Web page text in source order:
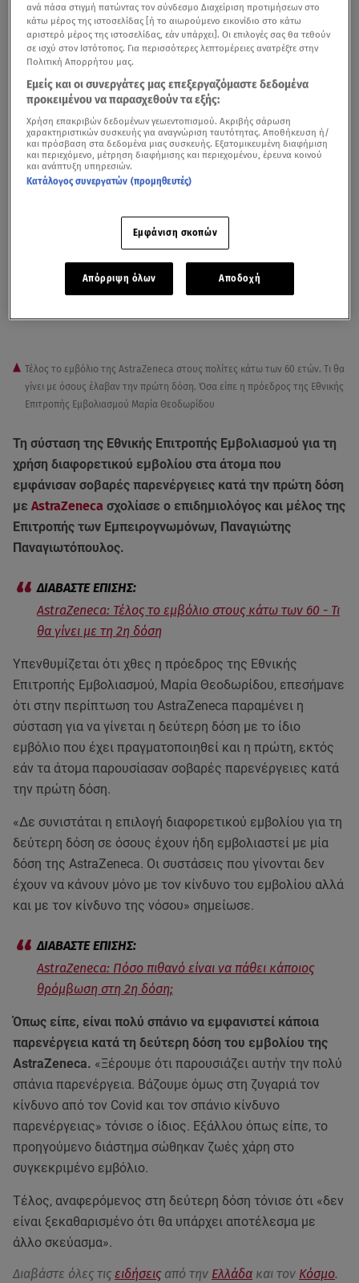
Τέλος το εμβόλιο της AstraZeneca στους πολίτες κάτω των 60 ετών. Τι θα
γίνει με όσους έλαβαν την πρώτη δόση. Όσα είπε η πρόεδρος της Εθνικής
Επιτροπής Εμβολιασμού Μαρία Θεοδωρίδου
Τη σύσταση της Εθνικής Επιτροπής Εμβολιασμού για τη
χρήση διαφορετικού εμβολίου στα άτομα που
εμφάνισαν σοβαρές παρενέργειες κατά την πρώτη δόση
με AstraZeneca σχολίασε ο επιδημιολόγος και μέλος της
Επιτροπής των Εμπειρογνωμόνων, Παναγιώτης
Παναγιωτόπουλος.
AstraZeneca: Τέλος το εμβόλιο στους κάτω των 60 - Τι
θα γίνει με τη 2η δόση
Υπενθυμίζεται ότι χθες η πρόεδρος της Εθνικής
Επιτροπής Εμβολιασμού, Μαρία Θεοδωρίδου, επεσήμανε
ότι στην περίπτωση του AstraZeneca παραμένει η
σύσταση για να γίνεται η δεύτερη δόση με το ίδιο
εμβόλιο που έχει πραγματοποιηθεί και η πρώτη, εκτός
εάν τα άτομα παρουσίασαν σοβαρές παρενέργειες κατά
την πρώτη δόση.
«Δε συνιστάται η επιλογή διαφορετικού εμβολίου για τη
δεύτερη δόση σε όσους έχουν ήδη εμβολιαστεί με μία
δόση της AstraZeneca. Οι συστάσεις που γίνονται δεν
έχουν να κάνουν μόνο με τον κίνδυνο του εμβολίου αλλά
και με τον κίνδυνο της νόσου» σημείωσε.
AstraZeneca: Πόσο πιθανό είναι να πάθει κάποιος
θρόμβωση στη 2η δόση;
Όπως είπε, είναι πολύ σπάνιο να εμφανιστεί κάποια
παρενέργεια κατά τη δεύτερη δόση του εμβολίου της
AstraZeneca. «Ξέρουμε ότι παρουσιάζει αυτήν την πολύ
σπάνια παρενέργεια. Βάζουμε όμως στη ζυγαριά τον
κίνδυνο από τον Covid και τον σπάνιο κίνδυνο
παρενέργειας» τόνισε ο ίδιος. Εξάλλου όπως είπε, το
προηγούμενο διάστημα σώθηκαν ζωές χάρη στο
συγκεκριμένο εμβόλιο.
Τέλος, αναφερόμενος στη δεύτερη δόση τόνισε ότι «δεν
είναι ξεκαθαρισμένο ότι θα υπάρχει αποτέλεσμα με
άλλο σκεύασμα».
Διαβάστε όλες τις ειδήσεις από την Ελλάδα και τον Κόσμο.
ανά πάσα στιγμή πατώντας τον σύνδεσμο Διαχείριση προτιμήσεων στο
κάτω μέρος της ιστοσελίδας [ή το αιωρούμενο εικονίδιο στο κάτω
αριστερό μέρος της ιστοσελίδας, εάν υπάρχει]. Οι επιλογές σας θα τεθούν
σε ισχύ στον Ιστότοπος. Για περισσότερες λεπτομέρειες ανατρέξτε στην
Πολιτική Απορρήτου μας.
Εμείς και οι συνεργάτες μας επεξεργαζόμαστε δεδομένα
προκειμένου να παρασχεθούν τα εξής:
Χρήση επακριβών δεδομένων γεωεντοπισμού. Ακριβής σάρωση
χαρακτηριστικών συσκευής για αναγνώριση ταυτότητας. Αποθήκευση ή/
και πρόσβαση στα δεδομένα μιας συσκευής. Εξατομικευμένη διαφήμιση
και περιεχόμενο, μέτρηση διαφήμισης και περιεχομένου, έρευνα κοινού
και ανάπτυξη υπηρεσιών.
Κατάλογος συνεργατών (προμηθευτές)
Εμφάνιση σκοπών
Απόρριψη όλων Αποδοχή